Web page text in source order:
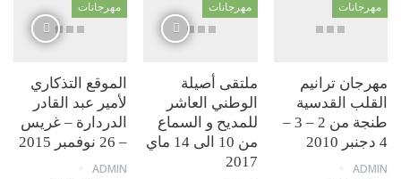
ترانيم
القدسية
طنجة من 2 – 3 –
مهرجانات
ملتقى أصيلة
الوطني العاشر
للمديح و السماع
من 10 الى 14 ماي
مهرجانات
الموقع التذكاري
لأمير عبد القادر
الدردارة – غريس
– 26 نوفمبر 2015